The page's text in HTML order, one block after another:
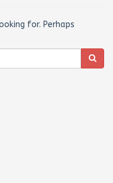
for. Perhaps